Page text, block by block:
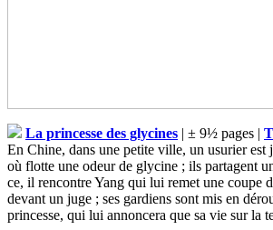
La princesse des glycines | ± 9½ pages |
En Chine, dans une petite ville, un usurier est
où flotte une odeur de glycine ; ils partagent
ce, il rencontre Yang qui lui remet une coupe
devant un juge ; ses gardiens sont mis en
princesse, qui lui annoncera que sa vie sur la